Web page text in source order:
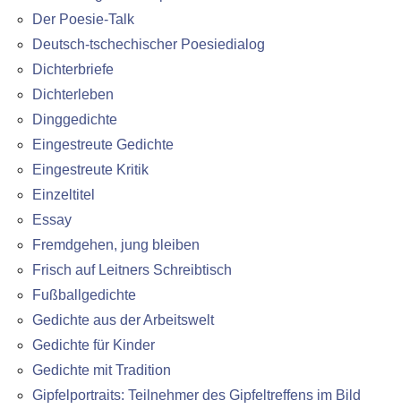
Der Poesie-Talk
Deutsch-tschechischer Poesiedialog
Dichterbriefe
Dichterleben
Dinggedichte
Eingestreute Gedichte
Eingestreute Kritik
Einzeltitel
Essay
Fremdgehen, jung bleiben
Frisch auf Leitners Schreibtisch
Fußballgedichte
Gedichte aus der Arbeitswelt
Gedichte für Kinder
Gedichte mit Tradition
Gipfelportraits: Teilnehmer des Gipfeltreffens im Bild